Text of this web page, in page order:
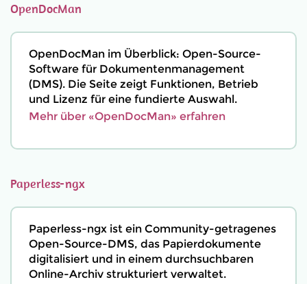
OpenDocMan
OpenDocMan im Überblick: Open-Source-
Software für Dokumentenmanagement
(DMS). Die Seite zeigt Funktionen, Betrieb
und Lizenz für eine fundierte Auswahl.
Mehr über «OpenDocMan» erfahren
Paperless-ngx
Paperless-ngx ist ein Community-getragenes
Open-Source-DMS, das Papierdokumente
digitalisiert und in einem durchsuchbaren
Online-Archiv strukturiert verwaltet.